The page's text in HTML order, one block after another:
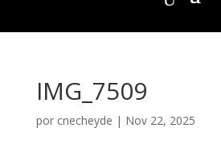
IMG_7509
por cnecheyde | Nov 22, 2025